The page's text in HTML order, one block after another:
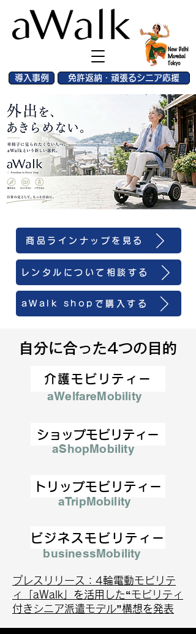
免許返納・頑張るシニア応援
導入事例
商品ラインナップを見る
レンタルについて相談する
aWalk shopで購入する
自分に合った4つの目的
aWelfareMobility
介護モビリティー
ショップモビリティー
aShopMobility
トリップモビリティー
aTripMobility
ビジネスモビリティー
businessMobility
プレスリリース：4輪電動モビリテ
ィ「aWalk」を活用した“モビリティ
付きシニア派遣モデル”構想を発表